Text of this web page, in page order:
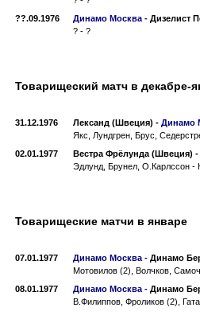
??.09.1976
Динамо Москва - Дизелист
? - ?
Товарищеский матч в декабре-
31.12.1976 Лександ (Швеция) - Динамо
Якс, Лундгрен, Брус,
02.01.1977
Вестра Фрёлунда (Швеция) -
Эдлунд, Брунел, О.Карлссон -
Товарищеские матчи в январе
07.01.1977 Динамо Москва - Динамо
Мотовилов (2), Волчков,
08.01.1977
Динамо Москва - Динамо
В.Филиппов, Фроликов (2),